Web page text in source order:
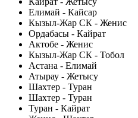
Елимай - Кайсар
Кызыл-Жар СК - Женис
Ордабасы - Кайрат
Актобе - Женис
Кызыл-Жар СК - Тобол
Астана - Елимай
Атырау - Жетысу
Шахтер - Туран
Шахтер - Туран
Туран - Кайрат